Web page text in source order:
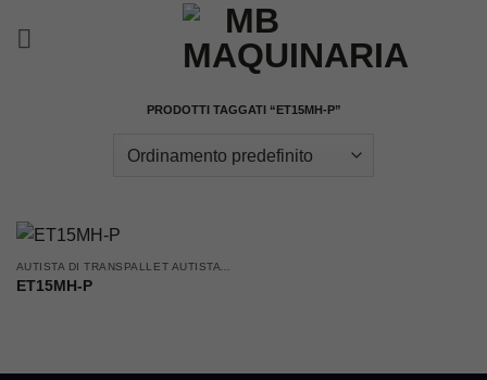
PRODOTTI TAGGATI “ET15MH-P”
ET15MH-P